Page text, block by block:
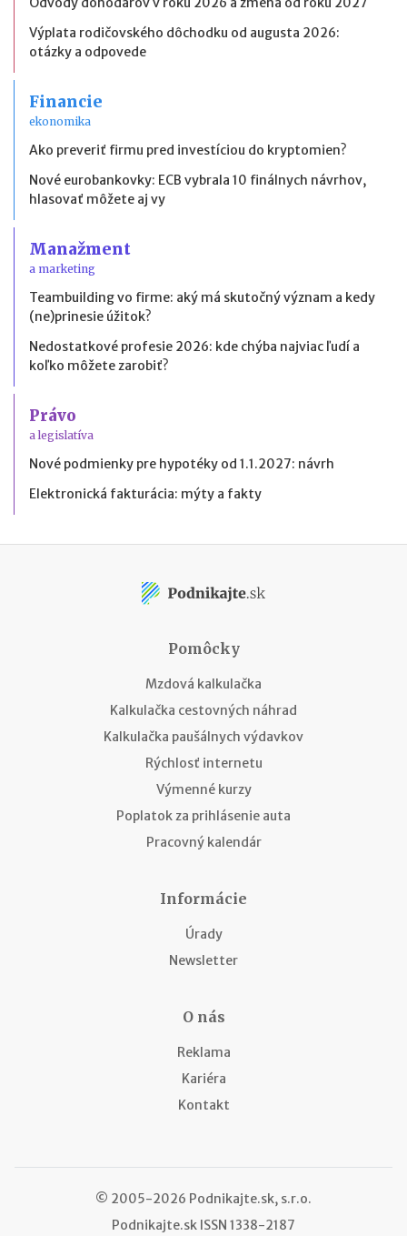
Výplata rodičovského dôchodku od augusta 2026:
otázky a odpovede
Financie
ekonomika
Ako preveriť firmu pred investíciou do kryptomien?
Nové eurobankovky: ECB vybrala 10 finálnych návrhov,
hlasovať môžete aj vy
Manažment
a marketing
Teambuilding vo firme: aký má skutočný význam a kedy
(ne)prinesie úžitok?
Nedostatkové profesie 2026: kde chýba najviac ľudí a
koľko môžete zarobiť?
Právo
a legislatíva
Nové podmienky pre hypotéky od 1.1.2027: návrh
Elektronická fakturácia: mýty a fakty
Pomôcky
Mzdová kalkulačka
Kalkulačka cestovných náhrad
Kalkulačka paušálnych výdavkov
Rýchlosť internetu
Výmenné kurzy
Poplatok za prihlásenie auta
Pracovný kalendár
Informácie
Úrady
Newsletter
O nás
Reklama
Kariéra
Kontakt
© 2005-2026 Podnikajte.sk, s.r.o.
Podnikajte.sk ISSN 1338-2187